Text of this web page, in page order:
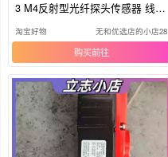
3 M4反射型光纤探头传感器 线长
1m
淘宝好物 无和优选店的小店28
购买